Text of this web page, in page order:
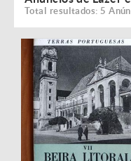
Total resultados: 5